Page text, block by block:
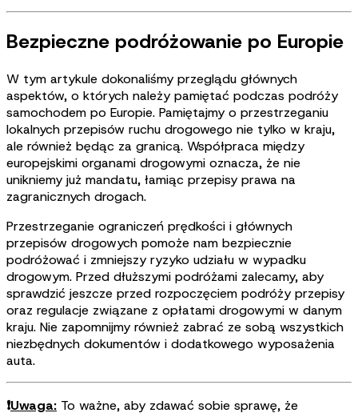
Bezpieczne podróżowanie po Europie
W tym artykule dokonaliśmy przeglądu głównych
aspektów, o których należy pamiętać podczas podróży
samochodem po Europie. Pamiętajmy o przestrzeganiu
lokalnych przepisów ruchu drogowego nie tylko w kraju,
ale również będąc za granicą. Współpraca między
europejskimi organami drogowymi oznacza, że nie
unikniemy już mandatu, łamiąc przepisy prawa na
zagranicznych drogach.
Przestrzeganie ograniczeń prędkości i głównych
przepisów drogowych pomoże nam bezpiecznie
podróżować i zmniejszy ryzyko udziału w wypadku
drogowym. Przed dłuższymi podróżami zalecamy, aby
sprawdzić jeszcze przed rozpoczęciem podróży przepisy
oraz regulacje związane z opłatami drogowymi w danym
kraju. Nie zapomnijmy również zabrać ze sobą wszystkich
niezbędnych dokumentów i dodatkowego wyposażenia
auta.
❗Uwaga: To ważne, aby zdawać sobie sprawę, że